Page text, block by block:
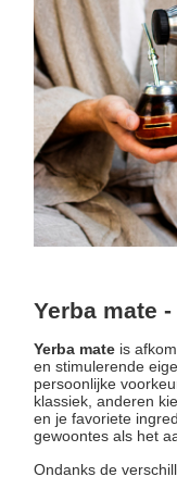
Yerba mate
Yerba mate is
en stimulerende
persoonlijke
klassiek, anderen
en je favoriete
gewoontes als het
Ondanks de